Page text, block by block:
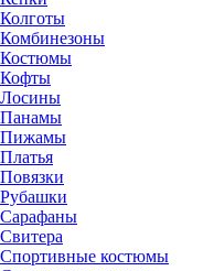
Колготы
Комбинезоны
Костюмы
Кофты
Лосины
Панамы
Пижамы
Платья
Повязки
Рубашки
Сарафаны
Свитера
Спортивные костюмы